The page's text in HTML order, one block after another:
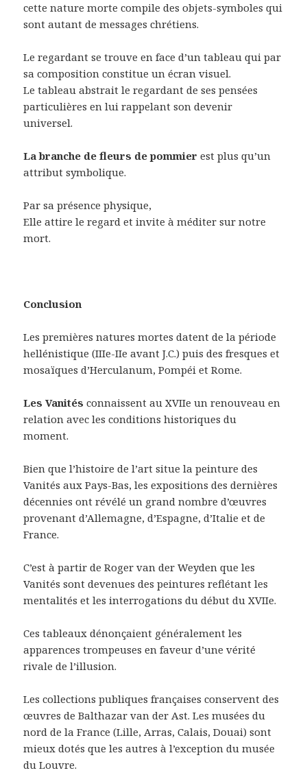
cette nature morte compile des objets-symboles qui
sont autant de messages chrétiens.
Le regardant se trouve en face d’un tableau qui par
sa composition constitue un écran visuel.
Le tableau abstrait le regardant de ses pensées
particulières en lui rappelant son devenir
universel.
La branche de fleurs de pommier est plus qu’un
attribut symbolique.
Par sa présence physique,
Elle attire le regard et invite à méditer sur notre
mort.
Conclusion
Les premières natures mortes datent de la période
hellénistique (IIIe-IIe avant J.C.) puis des fresques et
mosaïques d’Herculanum, Pompéi et Rome.
Les Vanitésconnaissent au XVIIe un renouveau en
relation avec les conditions historiques du
moment.
Bien que l’histoire de l’art situe la peinture des
Vanités aux Pays-Bas, les expositions des dernières
décennies ont révélé un grand nombre d’œuvres
provenant d’Allemagne, d’Espagne, d’Italie et de
France.
C’est à partir de Roger van der Weyden que les
Vanités sont devenues des peintures reflétant les
mentalités et les interrogations du début du XVIIe.
Ces tableaux dénonçaient généralement les
apparences trompeuses en faveur d’une vérité
rivale de l’illusion.
Les collections publiques françaises conservent des
œuvres de Balthazar van der Ast. Les musées du
nord de la France (Lille, Arras, Calais, Douai) sont
mieux dotés que les autres à l’exception du musée
du Louvre.